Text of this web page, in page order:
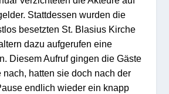
Stattdessen wurden die
besetzten St. Blasius Kirche
dazu aufgerufen eine
Diesem Aufruf gingen die Gäste
nach, hatten sie doch nach der
endlich wieder ein knapp